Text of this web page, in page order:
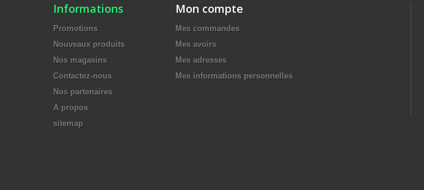
Informations
Promotions
Nouveaux produits
Nos magasins
Contactez-nous
Nos partenaires
A propos
sitemap
Mon compte
Mes commandes
Mes avoirs
Mes adresses
Mes informations personnelles